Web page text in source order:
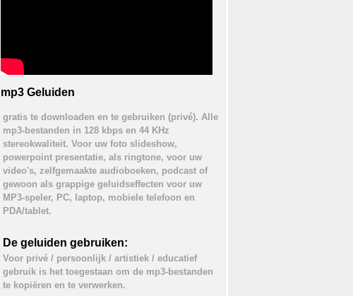
mp3 Geluiden
gratis te downloaden en te gebruiken (privé). Alle
mp3-bestanden in 128 kbps en 44 KHz
stereokwaliteit. Voor uw foto slideshow,
powerpoint presentatie, als ringtone, voor uw
video's, zelfgemaakte audioboeken, podcast of
gewoon als grappige geluidseffecten voor uw
MP3-speler, PC, laptop, mobiele telefoon en
PDA/tablet.
De geluiden gebruiken:
Voor privé / persoonlijk / artistiek / educatief
gebruik is het toegestaan om de mp3-bestanden
te kopiëren en te verwerken.